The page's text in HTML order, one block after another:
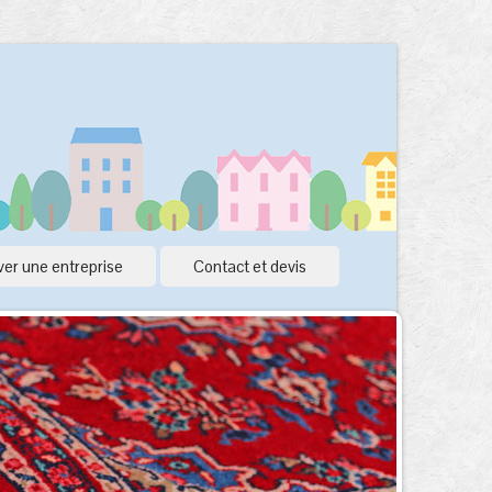
une entreprise Contact et devis